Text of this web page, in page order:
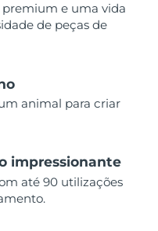
e uma vida
de peças de
animal para criar
impressionante
até 90 utilizações